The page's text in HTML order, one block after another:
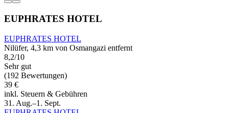
EUPHRATES HOTEL
EUPHRATES HOTEL
Nilüfer, 4,3 km von Osmangazi entfernt
8,2/10
Sehr gut
(192 Bewertungen)
39 €
inkl. Steuern & Gebühren
31. Aug.–1. Sept.